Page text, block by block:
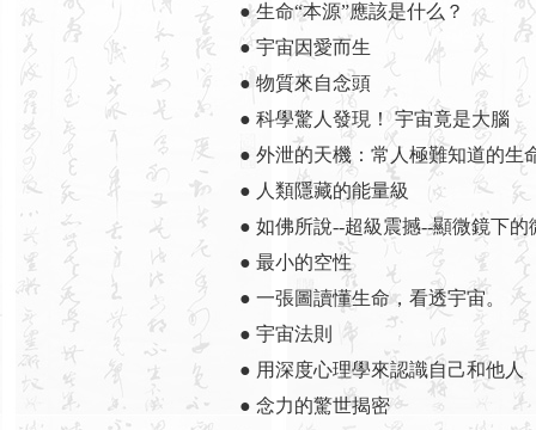
● 生命“本源”應該是什么？
● 宇宙因愛而生
● 物質來自念頭
● 科學驚人發現！ 宇宙竟是大腦
● 外泄的天機：常人極難知道的生
● 人類隱藏的能量級
● 如佛所說--超級震撼--顯微鏡下的
● 最小的空性
● 一張圖讀懂生命，看透宇宙。
● 宇宙法則
● 用深度心理學來認識自己和他人
● 念力的驚世揭密